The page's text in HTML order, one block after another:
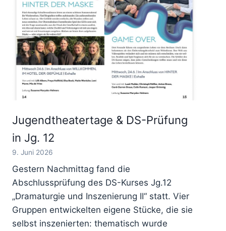
Jugendtheatertage & DS-Prüfung
in Jg. 12
9. Juni 2026
Gestern Nachmittag fand die
Abschlussprüfung des DS-Kurses Jg.12
„Dramaturgie und Inszenierung II“ statt. Vier
Gruppen entwickelten eigene Stücke, die sie
selbst inszenierten: thematisch wurde